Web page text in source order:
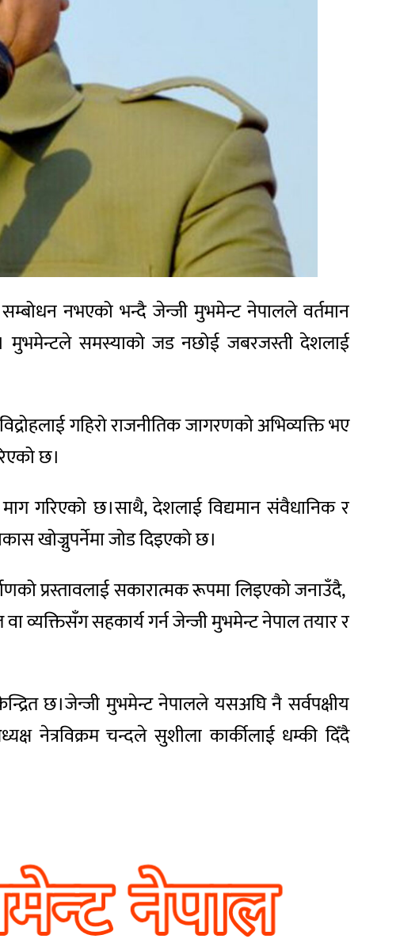
नभएको भन्दै जेन्जी मुभमेन्ट नेपालले वर्तमान
मुभमेन्टले समस्याको जड नछोई जबरजस्ती देशलाई
गहिरो राजनीतिक जागरणको अभिव्यक्ति भए
छ।
गरिएको छ।साथै, देशलाई विद्यमान संवैधानिक र
खोज्नुपर्नेमा जोड दिइएको छ।
प्रस्तावलाई सकारात्मक रूपमा लिइएको जनाउँदै,
व्यक्तिसँग सहकार्य गर्न जेन्जी मुभमेन्ट नेपाल तयार र
छ।जेन्जी मुभमेन्ट नेपालले यसअघि नै सर्वपक्षीय
नेत्रविक्रम चन्दले सुशीला कार्कीलाई धम्की दिँदै